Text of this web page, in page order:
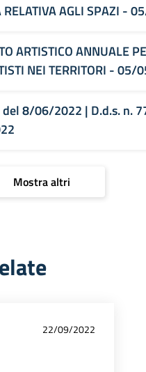
RELATIVA AGLI SPAZI -
ARTISTICO ANNUALE
NEI TERRITORI -
del 8/06/2022 | D.d.s. n.
Mostra altri
22/09/2022